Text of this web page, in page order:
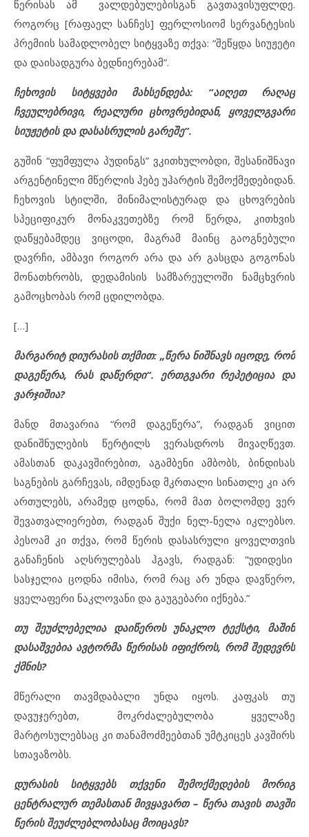
წერისას ამ ვალდებულებისგან გავთავისუფლდე.
როგორც [რაფაელ სანჩეს] ფერლოსიომ სერვანტესის
პრემიის სამადლობელ სიტყვაზე თქვა: “შეწყდა სიუჟეტი
და დაისადგურა ბედნიერებამ”.
ჩეხოვის სიტყვები მახსენდება: “აიღეთ რაღაც
ჩვეულებრივი, რეალური ცხოვრებიდან, ყოველგვარი
სიუჟეტის და დასასრულის გარეშე”.
გუშინ “ფუმფულა პუდინგს” ვკითხულობდი, შესანიშნავი
არგენტინელი მწერლის ჰებე უჰარტის შემოქმედებიდან.
ჩეხოვის სტილში, მინიმალისტურად და ცხოვრების
სპეციფიკურ მონაკვეთებზე რომ წერდა, კითხვის
დაწყებამდეც ვიცოდი, მაგრამ მაინც გაოგნებული
დავრჩი, ამბავი როგორ არა და არ გასცდა გოგონას
მონათხრობს, დედამისის სამზარეულოში ნამცხვრის
გამოცხობას რომ ცდილობდა.
[…]
მარგარიტ დიურასის თქმით: „წერა ნიშნავს იცოდე, რომ
დაგეწერა, რას დაწერდი“. ერთგვარი რეპეტიცია და
ვარჯიშია?
მანდ მთავარია “რომ დაგეწერა”, რადგან ვიცით
დანიშნულების წერტილს ვერასდროს მივაღწევთ.
ამასთან დაკავშირებით, აგამბენი ამბობს, ბინდისას
საგნების გარჩევას, იმდენად მკრთალი სინათლე კი არ
ართულებს, არამედ ცოდნა, რომ მათ ბოლომდე ვერ
შევათვალიერებთ, რადგან შუქი ნელ-ნელა იკლებსო.
პესოამ კი თქვა, რომ წერის დასასრული ყოველთვის
განაჩენის აღსრულებას ჰგავს, რადგან: “უდიდესი
სასჯელია ცოდნა იმისა, რომ რაც არ უნდა დავწერო,
ყველაფერი ნაკლოვანი და გაუგებარი იქნება.”
თუ შეუძლებელია დაიწეროს უნაკლო ტექსტი, მაშინ
დასაშვებია ავტორმა წერისას იფიქროს, რომ შედევრს
ქმნის?
მწერალი თავმდაბალი უნდა იყოს. კაფკას თუ
დავუჯერებთ, მოკრძალებულობა ყველაზე
მარტოსულებსაც კი თანამოძმეებთან უმტკიცეს კავშირს
სთავაზობს.
დურასის სიტყვებს თქვენი შემოქმედების მორიგ
ცენტრალურ თემასთან მივყავართ – წერა თავის თავში
წერის შეუძლებლობასაც მოიცავს?